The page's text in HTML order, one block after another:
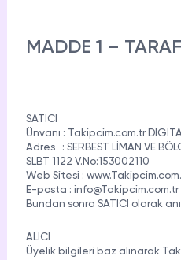
LIKEE APP
Hizmetleri
Ücretsiz Takipçi
Twitter
Ücretsiz Retweet
Twitter
Kısa sürede Türkiye’nin en
sahip olan Takipcim.com.tr,
Facebook, Twitter, Twitch
iyileştirmelerine yardımcı
“favori”, “abone”,
seçenekleriyle istenen
oluşturmaktadır.
HAKKIMIZDA
MADDE 1 –
SATICI
Ünvanı : Takipcim.com.tr
Adres : SERBEST LİMAN VE
SLBT 1122 V.No:153002110
Web Sitesi :
E-posta : info@Takipcim.com.tr
Bundan sonra SATICI olarak
ALICI
Üyelik bilgileri baz alınarak